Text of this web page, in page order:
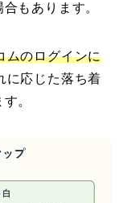
もあります。
ムのログインに
に応じた落ち着
。